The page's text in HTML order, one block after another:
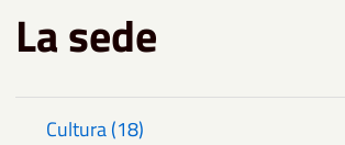
La sede
Cultura (18)